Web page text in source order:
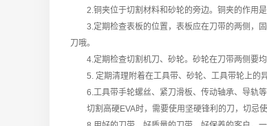
2.铜夹位于切割材料和砂轮的旁边。铜夹的作用是
3.定期检查表板的位置，表板应在刀带的两侧，固
刀哦。
4.定期检查切割机刀、砂轮。砂轮在刀带两侧要均
5. 定期清理附着在工具带、砂轮、工具带轮上的异
6.工具带手轮螺丝、紧刀滑板、传动轴承、导轨等
切割高硬EVA时，需要使用坚硬锋利的刀，切忌使